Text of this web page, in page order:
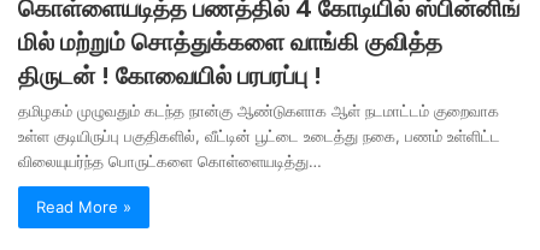
கொள்ளையடித்த பணத்தில் 4 கோடியில் ஸ்பின்னிங்
மில் மற்றும் சொத்துக்களை வாங்கி குவித்த
திருடன் ! கோவையில் பரபரப்பு !
தமிழகம் முழுவதும் கடந்த நான்கு ஆண்டுகளாக ஆள் நடமாட்டம் குறைவாக
உள்ள குடியிருப்பு பகுதிகளில், வீட்டின் பூட்டை உடைத்து நகை, பணம் உள்ளிட்ட
விலையுயர்ந்த பொருட்களை கொள்ளையடித்து…
Read More »